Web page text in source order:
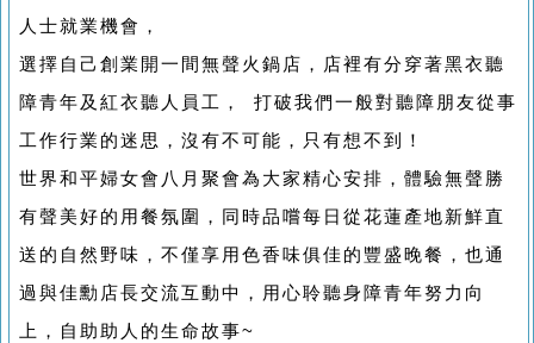
人士就業機會，
選擇自己創業開一間無聲火鍋店，店裡有分穿著黑衣聽
障青年及紅衣聽人員工， 打破我們一般對聽障朋友從事
工作行業的迷思，沒有不可能，只有想不到！
世界和平婦女會八月聚會為大家精心安排，體驗無聲勝
有聲美好的用餐氛圍，同時品嚐每日從花蓮產地新鮮直
送的自然野味，不僅享用色香味俱佳的豐盛晚餐，也通
過與佳勳店長交流互動中，用心聆聽身障青年努力向
上，自助助人的生命故事~